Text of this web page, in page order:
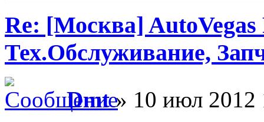
Re: [Москва]
Тех.Обслуживание,
Dmt» 10 июл 2012